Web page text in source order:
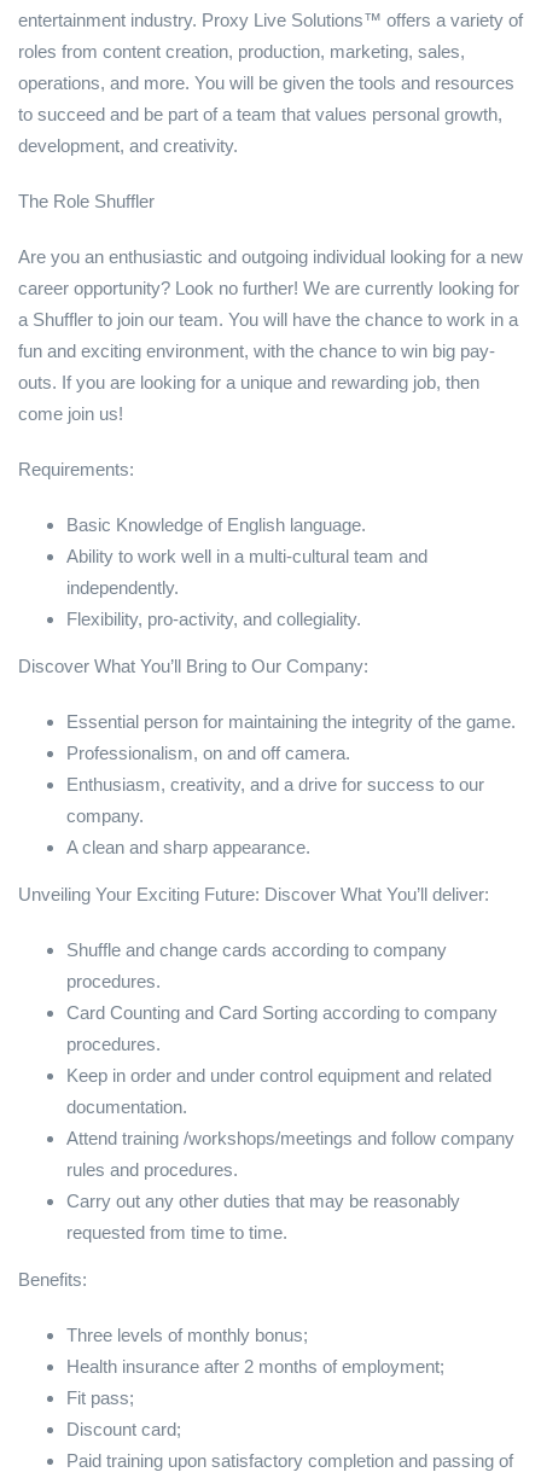
entertainment industry. Proxy Live Solutions™ offers a variety of
roles from content creation, production, marketing, sales,
operations, and more. You will be given the tools and resources
to succeed and be part of a team that values personal growth,
development, and creativity.
The Role Shuffler
Are you an enthusiastic and outgoing individual looking for a new
career opportunity? Look no further! We are currently looking for
a Shuffler to join our team. You will have the chance to work in a
fun and exciting environment, with the chance to win big pay-
outs. If you are looking for a unique and rewarding job, then
come join us!
Requirements:
Basic Knowledge of English language.
Ability to work well in a multi-cultural team and
independently.
Flexibility, pro-activity, and collegiality.
Discover What You’ll Bring to Our Company:
Essential person for maintaining the integrity of the game.
Professionalism, on and off camera.
Enthusiasm, creativity, and a drive for success to our
company.
A clean and sharp appearance.
Unveiling Your Exciting Future: Discover What You’ll deliver:
Shuffle and change cards according to company
procedures.
Card Counting and Card Sorting according to company
procedures.
Keep in order and under control equipment and related
documentation.
Attend training /workshops/meetings and follow company
rules and procedures.
Carry out any other duties that may be reasonably
requested from time to time.
Benefits:
Three levels of monthly bonus;
Health insurance after 2 months of employment;
Fit pass;
Discount card;
Paid training upon satisfactory completion and passing of